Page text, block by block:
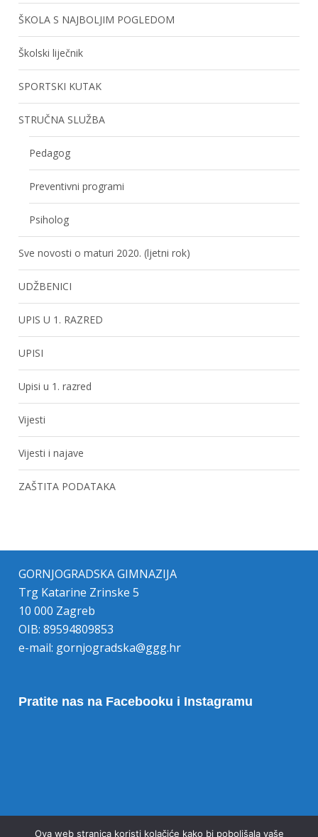
ŠKOLA S NAJBOLJIM POGLEDOM
Školski liječnik
SPORTSKI KUTAK
STRUČNA SLUŽBA
Pedagog
Preventivni programi
Psiholog
Sve novosti o maturi 2020. (ljetni rok)
UDŽBENICI
UPIS U 1. RAZRED
UPISI
Upisi u 1. razred
Vijesti
Vijesti i najave
ZAŠTITA PODATAKA
GORNJOGRADSKA GIMNAZIJA
Trg Katarine Zrinske 5
10 000 Zagreb
OIB: 89594809853
e-mail: gornjogradska@ggg.hr
Pratite nas na Facebooku i Instagramu
Ova web stranica koristi kolačiće kako bi poboljšala vaše